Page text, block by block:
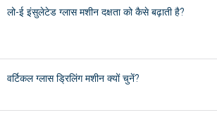
लो-ई इंसुलेटेड ग्लास मशीन दक्षता को कैसे बढ़ाती है?
वर्टिकल ग्लास ड्रिलिंग मशीन क्यों चुनें?